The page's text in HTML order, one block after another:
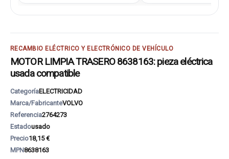
RECAMBIO ELÉCTRICO Y ELECTRÓNICO DE VEHÍCULO
MOTOR LIMPIA TRASERO 8638163: pieza eléctrica
usada compatible
CategoríaELECTRICIDAD
Marca/FabricanteVOLVO
Referencia2764273
Estadousado
Precio18,15 €
MPN8638163